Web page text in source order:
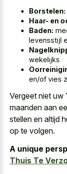
Borstelen:
Haar- en
Baden:
levensstijl
wekelijks
en/of vies
Vergeet niet uw
maanden aan
stellen en altijd
op te volgen.
A unique
Thuis Te